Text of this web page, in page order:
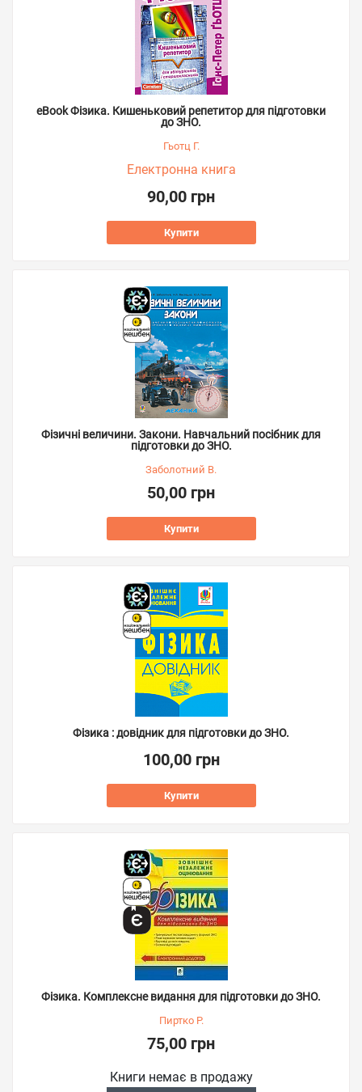
eBook Фізика. Кишеньковий репетитор для підготовки
до ЗНО.
Гьотц Г.
Електронна книга
90,00 грн
Купити
Фізичні величини. Закони. Навчальний посібник для
підготовки до ЗНО.
Заболотний В.
50,00 грн
Купити
Фізика : довідник для підготовки до ЗНО.
100,00 грн
Купити
Фізика. Комплексне видання для підготовки до ЗНО.
Пиртко Р.
75,00 грн
Книги немає в продажу